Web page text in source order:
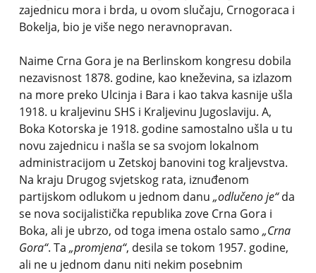
zajednicu mora i brda, u ovom slučaju, Crnogoraca i
Bokelja, bio je više nego neravnopravan.
Naime Crna Gora je na Berlinskom kongresu dobila
nezavisnost 1878. godine, kao kneževina, sa izlazom
na more preko Ulcinja i Bara i kao takva kasnije ušla
1918. u kraljevinu SHS i Kraljevinu Jugoslaviju. A,
Boka Kotorska je 1918. godine samostalno ušla u tu
novu zajednicu i našla se sa svojom lokalnom
administracijom u Zetskoj banovini tog kraljevstva.
Na kraju Drugog svjetskog rata, iznuđenom
partijskom odlukom u jednom danu „odlučeno je“da
se nova socijalistička republika zove Crna Gora i
Boka, ali je ubrzo, od toga imena ostalo samo „Crna
Gora“. Ta „promjena“, desila se tokom 1957. godine,
ali ne u jednom danu niti nekim posebnim